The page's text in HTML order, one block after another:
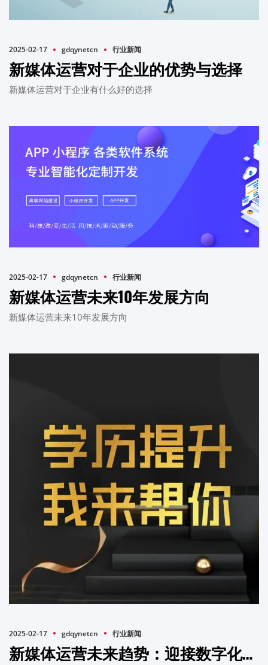
2025-02-17 gdqynetcn 行业新闻
新媒体运营对于企业的优势与选择
新媒体运营对于企业有什么好的选择
2025-02-17 gdqynetcn 行业新闻
新媒体运营未来10年发展方向
新媒体运营未来10年发展方向
2025-02-17 gdqynetcn 行业新闻
新媒体运营未来趋势：迎接数字化时代的变革